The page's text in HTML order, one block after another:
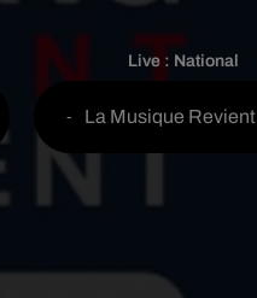
Live : National
- La Musique Revient